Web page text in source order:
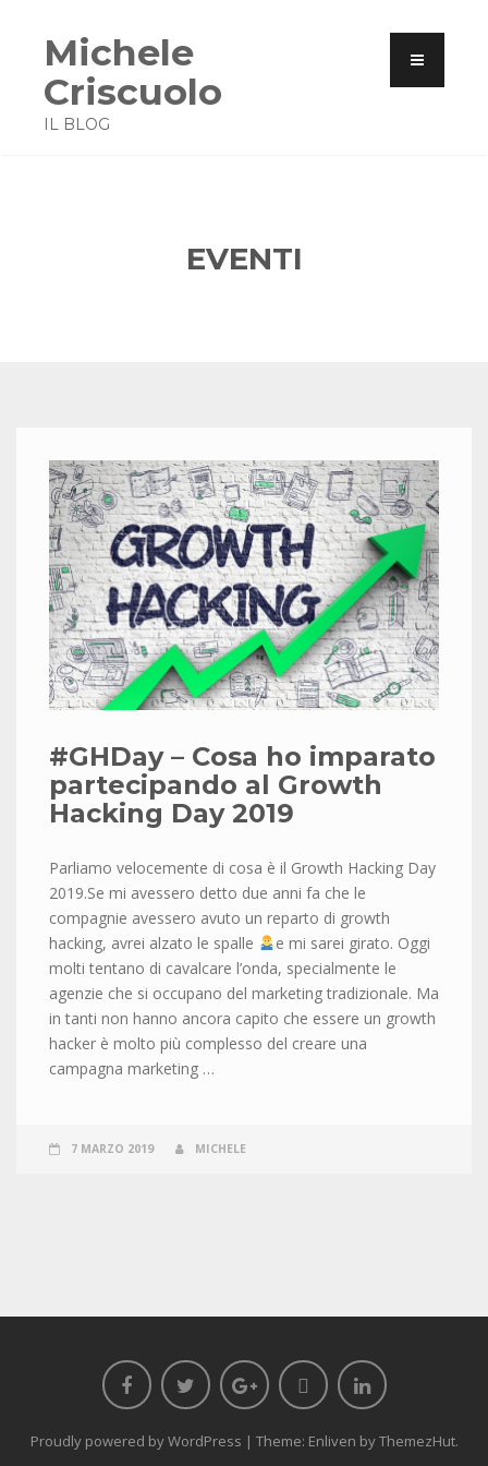
Michele
Criscuolo
IL BLOG
EVENTI
#GHDay – Cosa ho imparato
partecipando al Growth
Hacking Day 2019
Parliamo velocemente di cosa è il Growth Hacking Day
2019.Se mi avessero detto due anni fa che le
compagnie avessero avuto un reparto di growth
hacking, avrei alzato le spalle
e mi sarei girato. Oggi
molti tentano di cavalcare l’onda, specialmente le
agenzie che si occupano del marketing tradizionale. Ma
in tanti non hanno ancora capito che essere un growth
hacker è molto più complesso del creare una
campagna marketing …
7 MARZO 2019 MICHELE
Proudly powered by WordPress | Theme: Enliven byThemezHut.